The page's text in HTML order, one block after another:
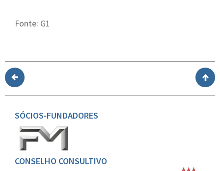
Fonte: G1
SÓCIOS-FUNDADORES
CONSELHO CONSULTIVO